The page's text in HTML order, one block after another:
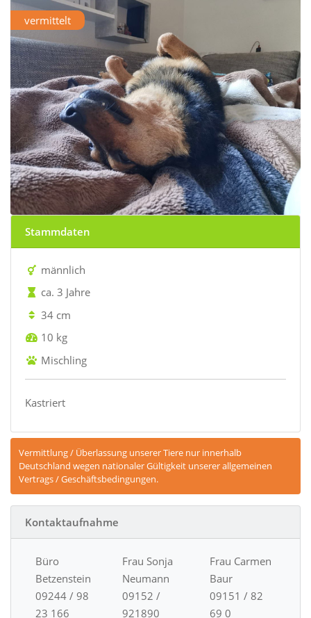
vermittelt
Stammdaten
männlich
ca. 3 Jahre
34 cm
10 kg
Mischling
Kastriert
Vermittlung / Überlassung unserer Tiere nur innerhalb
Deutschland wegen nationaler Gültigkeit unserer allgemeinen
Vertrags / Geschäftsbedingungen.
Kontaktaufnahme
Büro
Betzenstein
09244 / 98
23 166
Frau Sonja
Neumann
09152 /
921890
Frau Carmen
Baur
09151 / 82
69 0